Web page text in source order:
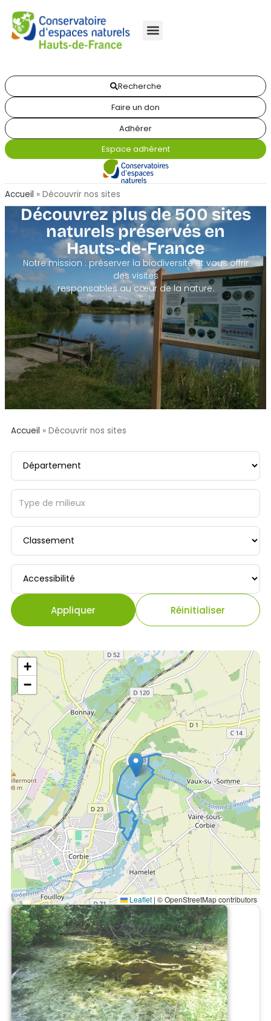
Recherche
Faire un don
Adhérer
Espace adhérent
Accueil » Découvrir nos sites
Découvrez plus de 500 sites
naturels préservés en
Hauts-de-France
Notre mission : préserver la biodiversité et vous offrir
des visites
responsables au cœur de la nature.
Accueil » Découvrir nos sites
Département
Type de milieux
Classement
Accessibilité
Appliquer Réinitialiser
+
−
Leaflet | © OpenStreetMap contributors